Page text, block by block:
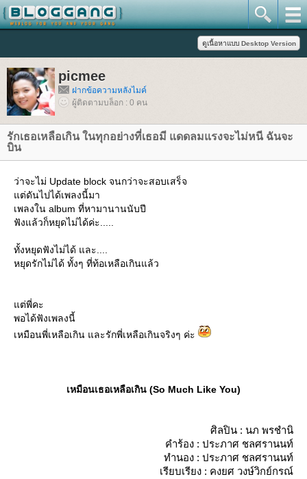
picmee
ฝากข้อความหลังไมค์
ผู้ติดตามบล็อก : 0 คน
รักเธอเหลือเกิน ในทุกอย่างที่เธอมี แดดลมแรงจะไม่หนี ฉันจะ
บิน
ว่าจะไม่ Update block จนกว่าจะสอบเสร็จ
ต่ดันไปได้เพลงนี้มา
เพลงใน album ที่หามานานนับปี
ฟังแล้วก็หยุดไม่ได้ค่ะ.....
ทั้งหยุดฟังไม่ได้ และ....
หยุดรักไม่ได้ ทั้งๆ ที่ท้อเหลือเกินแล้ว
ต่พี่คะ
พอได้ฟังเพลงนี้
เหมือนพี่เหลือเกิน และรักพี่เหลือเกินจริงๆ ค่ะ
เหมือนเธอเหลือเกิน (So Much Like You)
ศิลปิน : นภ พรชำนิ
คำร้อง : ประภาศ ชลศรานนท์
ทำนอง : ประภาศ ชลศรานนท์
เรียบเรียง : คงยศ วงษ์วิกย์กรณ์